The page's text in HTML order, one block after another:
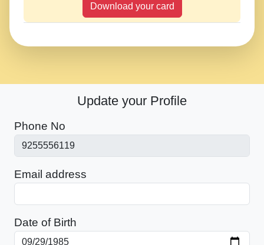
Download your card
Update your Profile
Phone No
Email address
Date of Birth